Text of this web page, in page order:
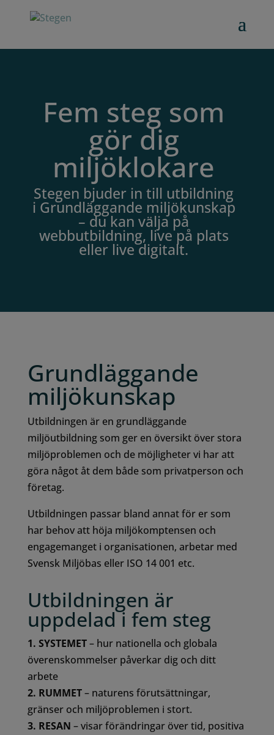
Fem steg som
gör dig
miljöklokare
Stegen bjuder in till utbildning
i Grundläggande miljökunskap
– du kan välja på
webbutbildning, live på plats
eller live digitalt.
Grundläggande
miljökunskap
Utbildningen är en grundläggande
miljöutbildning som ger en översikt över stora
miljöproblemen och de möjligheter vi har att
göra något åt dem både som privatperson och
företag.
Utbildningen passar bland annat för er som
har behov att höja miljökomptensen och
engagemanget i organisationen, arbetar med
Svensk Miljöbas eller ISO 14 001 etc.
Utbildningen är
uppdelad i fem steg
1. SYSTEMET– hur nationella och globala
överenskommelser påverkar dig och ditt
arbete
2. RUMMET– naturens förutsättningar,
gränser och miljöproblemen i stort.
3. RESAN – visar förändringar över tid, positiva